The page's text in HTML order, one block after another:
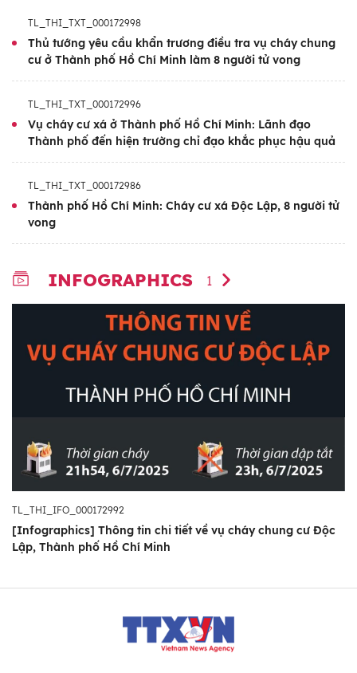
TL_THI_TXT_000172998
Thủ tướng yêu cầu khẩn trương điều tra vụ cháy chung
cư ở Thành phố Hồ Chí Minh làm 8 người tử vong
TL_THI_TXT_000172996
Vụ cháy cư xá ở Thành phố Hồ Chí Minh: Lãnh đạo
Thành phố đến hiện trường chỉ đạo khắc phục hậu quả
TL_THI_TXT_000172986
Thành phố Hồ Chí Minh: Cháy cư xá Độc Lập, 8 người tử
vong
INFOGRAPHICS 1
TL_THI_IFO_000172992
[Infographics] Thông tin chi tiết về vụ cháy chung cư Độc
Lập, Thành phố Hồ Chí Minh